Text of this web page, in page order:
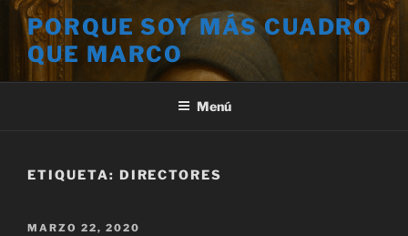
Saltar
contenido
PORQUE SOY MÁS CUADRO
QUE MARCO
Menú
ETIQUETA: DIRECTORES
PUBLICADO
MARZO 22, 2020